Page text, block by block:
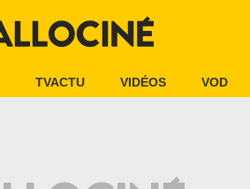
TVACTU VIDÉOS VOD